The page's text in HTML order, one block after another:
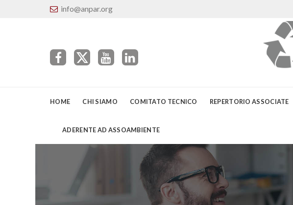
info@anpar.org
HOME CHI SIAMO COMITATO TECNICO REPERTORIO ASSOCIATE
ADERENTE AD ASSOAMBIENTE